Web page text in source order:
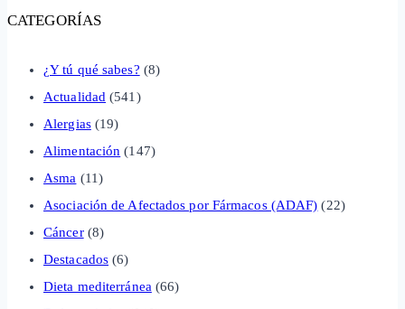
CATEGORÍAS
¿Y tú qué sabes? (8)
Actualidad (541)
Alergias(19)
Alimentación (147)
Asma (11)
Asociación de Afectados por Fármacos (ADAF) (22)
Cáncer(8)
Destacados (6)
Dieta mediterránea (66)